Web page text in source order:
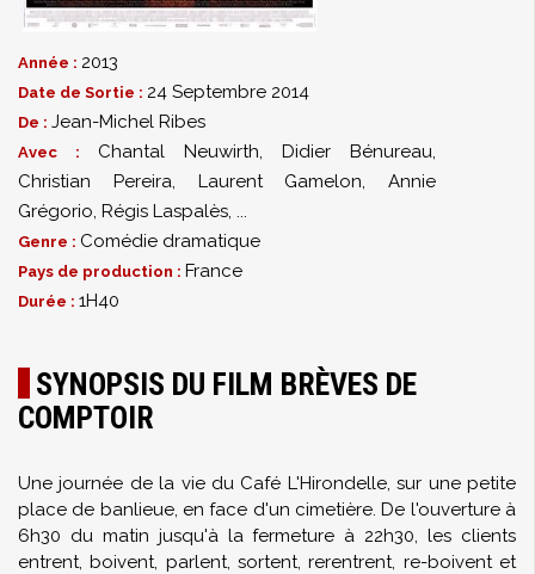
Année : 2013
Date de Sortie : 24 Septembre 2014
De : Jean-Michel Ribes
Avec : Chantal Neuwirth, Didier Bénureau,
Christian Pereira, Laurent Gamelon, Annie
Grégorio, Régis Laspalès, ...
Genre : Comédie dramatique
Pays de production : France
Durée : 1H40
SYNOPSIS DU FILM BRÈVES DE
COMPTOIR
Une journée de la vie du Café L'Hirondelle, sur une petite
place de banlieue, en face d'un cimetière. De l'ouverture à
6h30 du matin jusqu'à la fermeture à 22h30, les clients
entrent, boivent, parlent, sortent, rerentrent, re-boivent et